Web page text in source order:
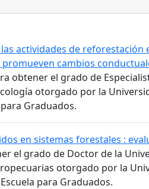
actividades de reforestación
cambios
obtener el grado de
otorgado por la
Graduados.
en sistemas forestales :
el grado de Doctor de la
otorgado por la
para Graduados.